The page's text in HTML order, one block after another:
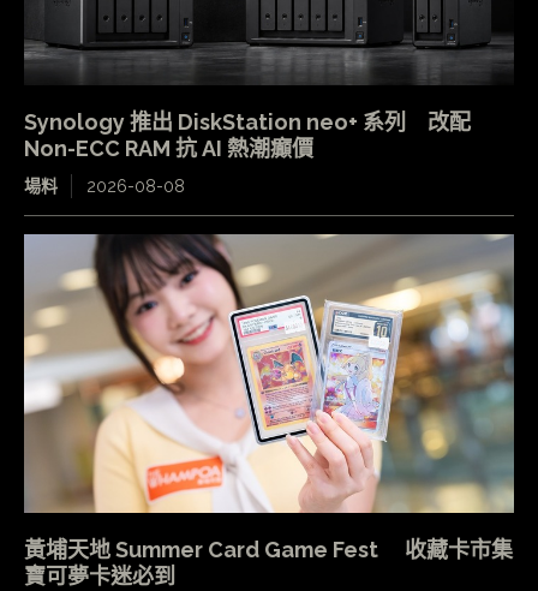
Synology 推出 DiskStation neo+ 系列 改配
Non-ECC RAM 抗 AI 熱潮癲價
場料 2026-08-08
黃埔天地 Summer Card Game Fest 收藏卡市集
寶可夢卡迷必到